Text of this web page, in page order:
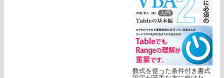
数式を使った条件付き書式